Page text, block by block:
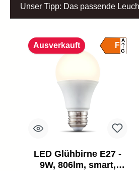
Unser Tipp: Das passende
Ausverkauft
F
A
G
LED Glühbirne E27 -
9W, 806lm, smart,